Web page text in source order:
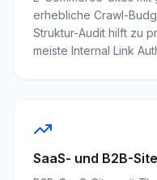
erhebliche Crawl-
Struktur-Audit hilft zu
meiste Internal Link
SaaS- und B2B-